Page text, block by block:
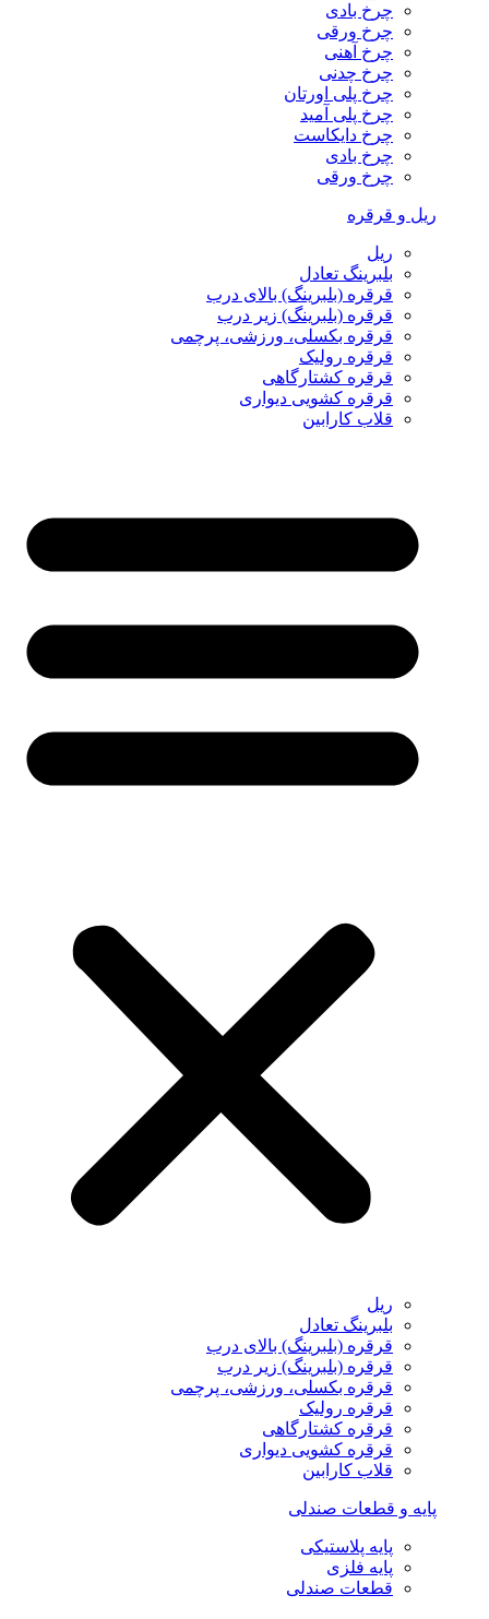
چرخ بادی
چرخ ورقی
چرخ آهنی
چرخ چدنی
چرخ پلی اورتان
چرخ پلی آمید
چرخ دایکاست
چرخ بادی
چرخ ورقی
ریل و قرقره
ریل
بلبرینگ تعادل
قرقره (بلبرینگ) بالای درب
قرقره (بلبرینگ) زیر درب
قرقره بکسلی، ورزشی، پرچمی
قرقره رولیک
قرقره کشتارگاهی
قرقره کشویی دیواری
قلاب کارابین
ریل
بلبرینگ تعادل
قرقره (بلبرینگ) بالای درب
قرقره (بلبرینگ) زیر درب
قرقره بکسلی، ورزشی، پرچمی
قرقره رولیک
قرقره کشتارگاهی
قرقره کشویی دیواری
قلاب کارابین
پایه و قطعات صندلی
پایه پلاستیکی
پایه فلزی
قطعات صندلی